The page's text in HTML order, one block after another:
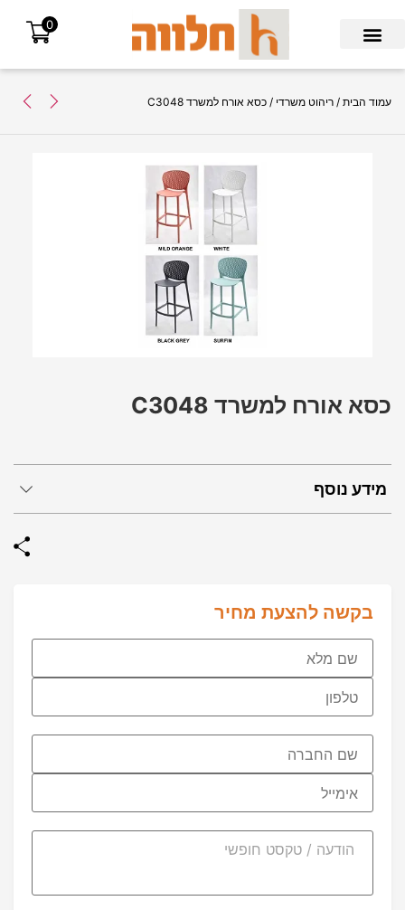
0
עמוד הבית / ריהוט משרדי / כסא אורח למשרד C3048
מידע נוסף
כסא אורח למשרד C3048
בקשה להצעת מחיר